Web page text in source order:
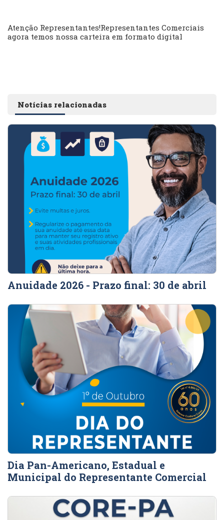
Atenção Representantes!Representantes Comerciais
agora temos nossa carteira em formato digital
Notícias relacionadas
Anuidade 2026 - Prazo final: 30 de abril
Dia Pan-Americano, Estadual e
Municipal do Representante Comercial